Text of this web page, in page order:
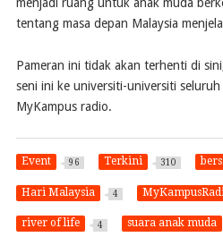
tentang masa depan Malaysia
Pameran ini tidak akan terhenti di
seni ini ke universiti-universiti
MyKampus radio.
Event 96 Terkini 310
Hari Malaysia 4
river of life 4 suara anak muda